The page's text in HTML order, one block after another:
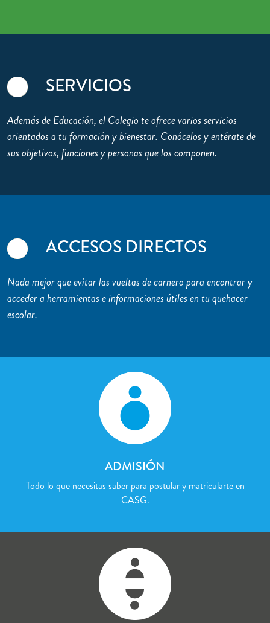
SERVICIOS
Además de Educación, el Colegio te ofrece varios servicios
orientados a tu formación y bienestar. Conócelos y entérate de
sus objetivos, funciones y personas que los componen.
ACCESOS DIRECTOS
Nada mejor que evitar las vueltas de carnero para encontrar y
acceder a herramientas e informaciones útiles en tu quehacer
escolar.
ADMISIÓN
Todo lo que necesitas saber para postular y matricularte en
CASG.